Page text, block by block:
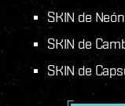
SKIN de
SKIN de
SKIN de